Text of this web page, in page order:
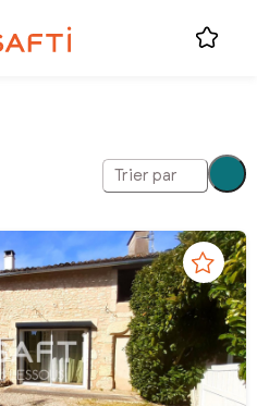
Trier par